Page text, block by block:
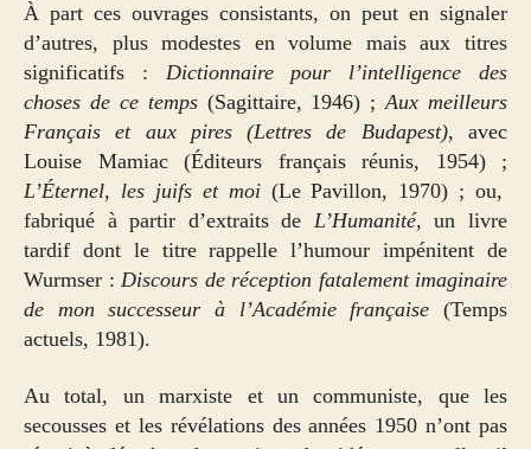
À part ces ouvrages consistants, on peut en signaler
d’autres, plus modestes en volume mais aux titres
significatifs : Dictionnaire pour l’intelligence des
choses de ce temps(Sagittaire, 1946) ; Aux meilleurs
Français et aux pires (Lettres de Budapest), avec
Louise Mamiac (Éditeurs français réunis, 1954) ;
L’Éternel, les juifs et moi(Le Pavillon, 1970) ; ou,
fabriqué à partir d’extraits de L’Humanité, un livre
tardif dont le titre rappelle l’humour impénitent de
Wurmser : Discours de réception fatalement imaginaire
de mon successeur à l’Académie française (Temps
actuels, 1981).
Au total, un marxiste et un communiste, que les
secousses et les révélations des années 1950 n’ont pas